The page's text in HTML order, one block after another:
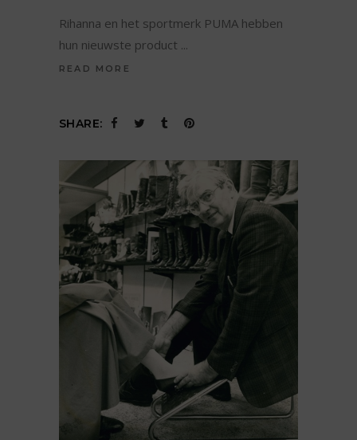
Rihanna en het sportmerk PUMA hebben
hun nieuwste product
READ MORE
SHARE: